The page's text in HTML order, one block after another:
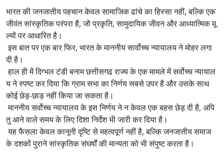
भारत की जनजातीय पहचान केवल सामाजिक ढांचे का हिस्सा नहीं, बल्कि एक
जीवंत सांस्कृतिक परंपरा है, जो प्रकृति, सामुदायिक जीवन और आध्यात्मिक मू
ल्यों पर आधारित है।
इस बात पर एक बार फिर, भारत के माननीय सार्वोच्च न्यायालय ने मोहर लगा
दी है।
हाल ही में दिग्भल टंडी बनाम छत्तीसगढ राज्य के एक मामले में सर्वोच्च न्यायाल
य ने स्पष्ट कर दिया कि ग्राम सभा का निर्णय सबसे उपर है और उसके साथ
कोई छेड़-छाड़ नहीं किया जा सकता है।
माननीय सर्वोच्च न्यायालय के इस निर्णय ने न केवल एक बहस छेड़ दी है, अपि
तु आने वाले समय के लिए दिशा निर्देश भी जारी कर दिया है।
यह फैसला केवल कानूनी दृष्टि से महत्वपूर्ण नहीं है, बल्कि जनजातीय समाज
के दशकों पुराने सांस्कृतिक संघर्षों की मान्यता को भी संपुष्ट करता है।